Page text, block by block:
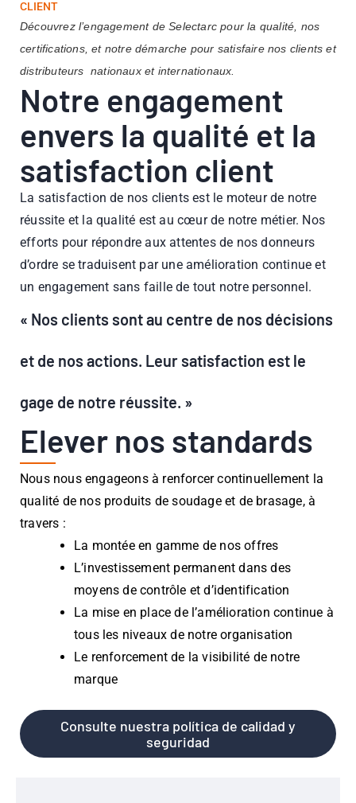
CLIENT
Découvrez l’engagement de Selectarc pour la qualité, nos
certifications, et notre démarche pour satisfaire nos clients et
distributeurs nationaux et internationaux.
Notre engagement
envers la qualité et la
satisfaction client
La satisfaction de nos clients est le moteur de notre
réussite et la qualité est au cœur de notre métier. Nos
efforts pour répondre aux attentes de nos donneurs
d’ordre se traduisent par une amélioration continue et
un engagement sans faille de tout notre personnel.
« Nos clients sont au centre de nos décisions
et de nos actions. Leur satisfaction est le
gage de notre réussite. »
Elever nos standards
Nous nous engageons à renforcer continuellement la
qualité de nos produits de soudage et de brasage, à
travers :
La montée en gamme de nos offres
L’investissement permanent dans des
moyens de contrôle et d’identification
La mise en place de l’amélioration continue à
tous les niveaux de notre organisation
Le renforcement de la visibilité de notre
marque
Consulte nuestra política de calidad y
seguridad